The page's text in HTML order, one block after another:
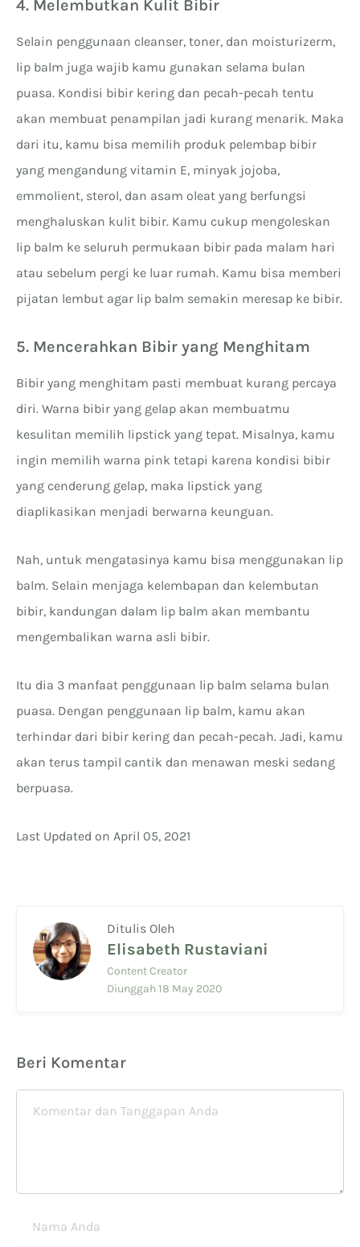
4. Melembutkan Kulit Bibir
Selain penggunaan cleanser, toner, dan moisturizerm,
lip balm juga wajib kamu gunakan selama bulan
puasa. Kondisi bibir kering dan pecah-pecah tentu
akan membuat penampilan jadi kurang menarik. Maka
dari itu, kamu bisa memilih produk pelembap bibir
yang mengandung vitamin E, minyak jojoba,
emmolient, sterol, dan asam oleat yang berfungsi
menghaluskan kulit bibir. Kamu cukup mengoleskan
lip balm ke seluruh permukaan bibir pada malam hari
atau sebelum pergi ke luar rumah. Kamu bisa memberi
pijatan lembut agar lip balm semakin meresap ke bibir.
5. Mencerahkan Bibir yang Menghitam
Bibir yang menghitam pasti membuat kurang percaya
diri. Warna bibir yang gelap akan membuatmu
kesulitan memilih lipstick yang tepat. Misalnya, kamu
ingin memilih warna pink tetapi karena kondisi bibir
yang cenderung gelap, maka lipstick yang
diaplikasikan menjadi berwarna keunguan.
Nah, untuk mengatasinya kamu bisa menggunakan lip
balm. Selain menjaga kelembapan dan kelembutan
bibir, kandungan dalam lip balm akan membantu
mengembalikan warna asli bibir.
Itu dia 3 manfaat penggunaan lip balm selama bulan
puasa. Dengan penggunaan lip balm, kamu akan
terhindar dari bibir kering dan pecah-pecah. Jadi, kamu
akan terus tampil cantik dan menawan meski sedang
berpuasa.
Last Updated on April 05, 2021
Ditulis Oleh
Elisabeth Rustaviani
Content Creator
Diunggah 18 May 2020
Beri Komentar